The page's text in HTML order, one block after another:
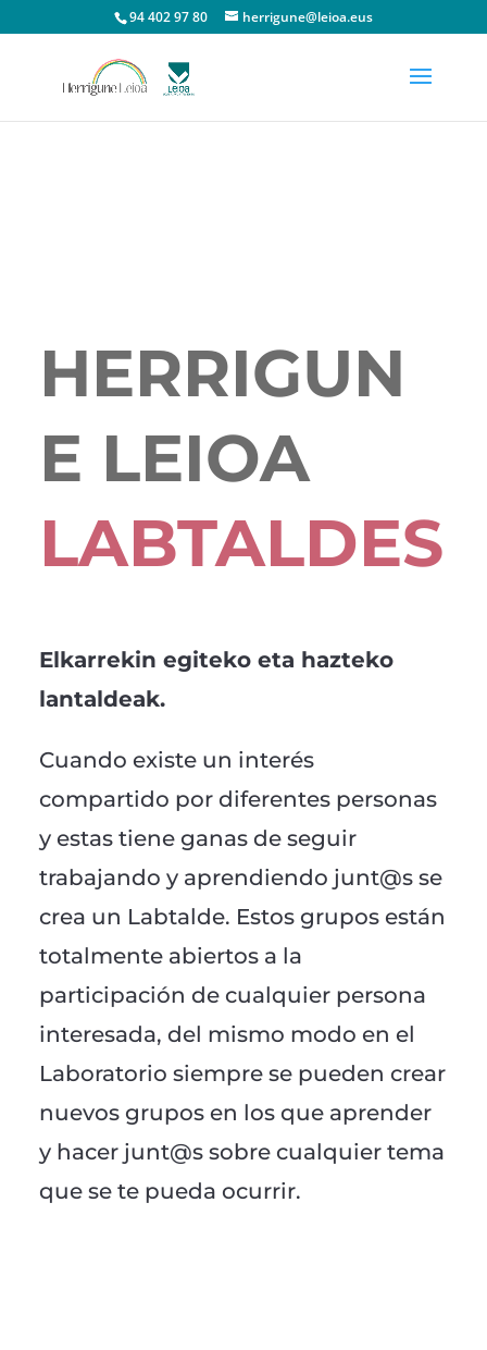
94 402 97 80 herrigune@leioa.eus
HERRIGUN
E LEIOA
LABTALDES
Elkarrekin egiteko eta hazteko
lantaldeak.
Cuando existe un interés
compartido por diferentes personas
y estas tiene ganas de seguir
trabajando y aprendiendo junt@s se
crea un Labtalde. Estos grupos están
totalmente abiertos a la
participación de cualquier persona
interesada, del mismo modo en el
Laboratorio siempre se pueden crear
nuevos grupos en los que aprender
y hacer junt@s sobre cualquier tema
que se te pueda ocurrir.